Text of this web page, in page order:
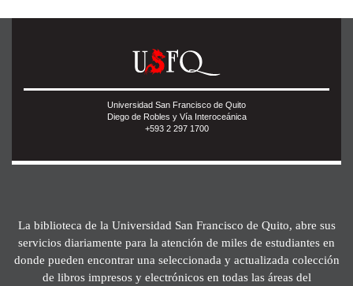
Universidad San Francisco de Quito
Diego de Robles y Vía Interoceánica
+593 2 297 1700
La biblioteca de la Universidad San Francisco de Quito, abre sus
servicios diariamente para la atención de miles de estudiantes en
donde pueden encontrar una seleccionada y actualizada colección
de libros impresos y electrónicos en todas las áreas del